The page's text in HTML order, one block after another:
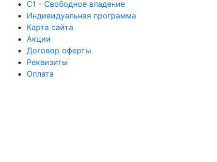
C1 - Свободное владение
Индивидуальная программа
Карта сайта
Акции
Договор оферты
Реквизиты
Оплата